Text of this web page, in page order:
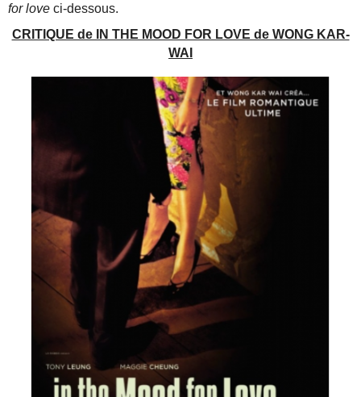
for love ci-dessous.
CRITIQUE de IN THE MOOD FOR LOVE de WONG KAR-
WAI